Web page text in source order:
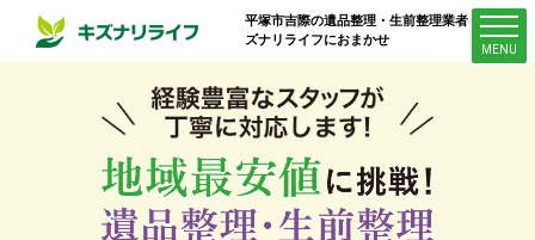
平塚市吉際の遺品整理・生前整理業者はキ
ズナリライフにおまかせ